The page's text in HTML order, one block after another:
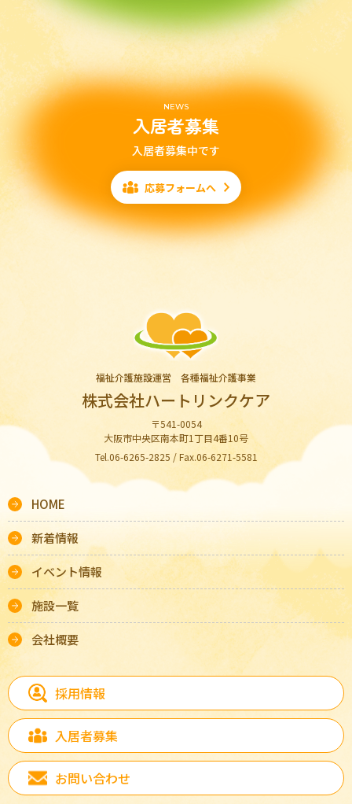
NEWS
入居者募集
入居者募集中です
応募フォームへ
福祉介護施設運営 各種福祉介護事業
株式会社ハートリンクケア
〒541-0054
大阪市中央区南本町1丁目4番10号
Tel.06-6265-2825 / Fax.06-6271-5581
HOME
新着情報
イベント情報
施設一覧
会社概要
採用情報
入居者募集
お問い合わせ